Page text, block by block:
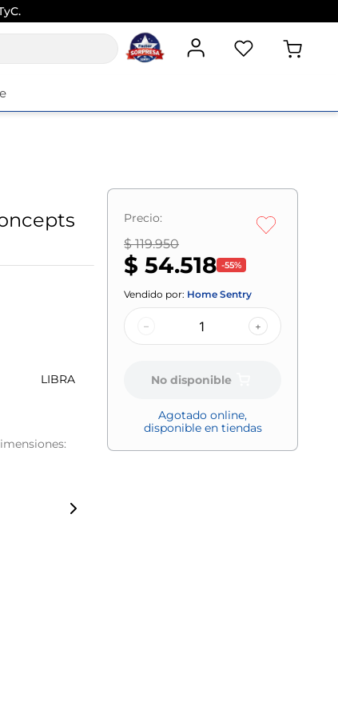
LIBRA
Precio:
$ 119.950
$ 54.518 -55%
Vendido por: Home Sentry
– +
No disponible
Agotado online,
disponible en tiendas